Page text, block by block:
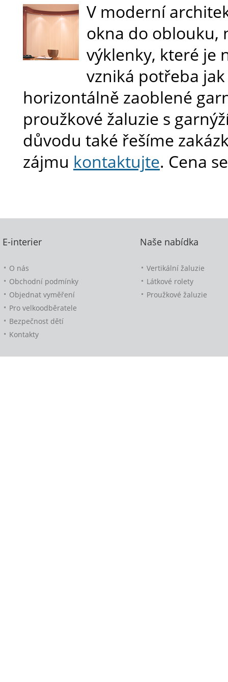
V moderní
okna do oblouku,
výklenky, které je
vzniká potřeba
horizontálně zaoblené
proužkové žaluzie s
důvodu také řešíme
zájmu kontaktujte. Cena
E-interier
O nás
Obchodní podmínky
Objednat vyměření
Pro velkoodběratele
Bezpečnost dětí
Kontakty
Naše nabídka
Vertikální žaluzie
Látkové rolety
Proužkové žaluzie